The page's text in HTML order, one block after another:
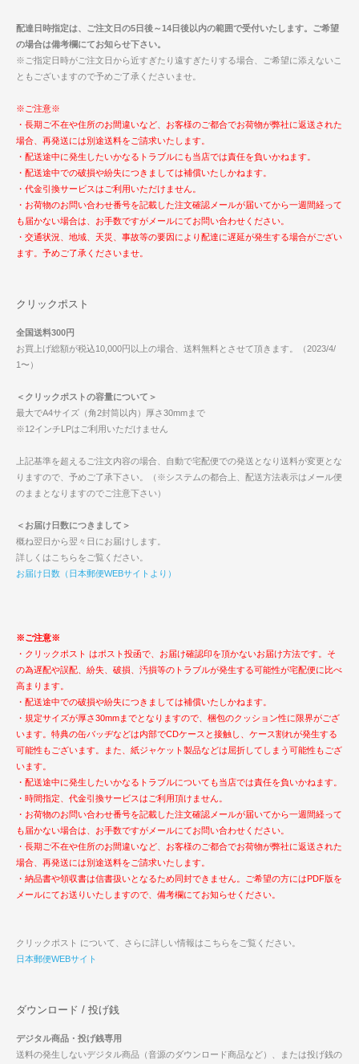
配達日時指定は、ご注文日の5日後～14日後以内の範囲で受付いたします。ご希望
の場合は備考欄にてお知らせ下さい。
※ご指定日時がご注文日から近すぎたり遠すぎたりする場合、ご希望に添えないこ
ともございますので予めご了承くださいませ。
※ご注意※
・長期ご不在や住所のお間違いなど、お客様のご都合でお荷物が弊社に返送された
場合、再発送には別途送料をご請求いたします。
・配送途中に発生したいかなるトラブルにも当店では責任を負いかねます。
・配送途中での破損や紛失につきましては補償いたしかねます。
・代金引換サービスはご利用いただけません。
・お荷物のお問い合わせ番号を記載した注文確認メールが届いてから一週間経って
も届かない場合は、お手数ですがメールにてお問い合わせください。
・交通状況、地域、天災、事故等の要因により配達に遅延が発生する場合がござい
ます。予めご了承くださいませ。
クリックポスト
全国送料300円
お買上げ総額が税込10,000円以上の場合、送料無料とさせて頂きます。（2023/4/
1〜）
＜クリックポストの容量について＞
最大でA4サイズ（角2封筒以内）厚さ30mmまで
※12インチLPはご利用いただけません
上記基準を超えるご注文内容の場合、自動で宅配便での発送となり送料が変更とな
りますので、予めご了承下さい。（※システムの都合上、配送方法表示はメール便
のままとなりますのでご注意下さい）
＜お届け日数につきまして＞
概ね翌日から翌々日にお届けします。
詳しくはこちらをご覧ください。
お届け日数（日本郵便WEBサイトより）
※ご注意※
・クリックポスト はポスト投函で、お届け確認印を頂かないお届け方法です。そ
の為遅配や誤配、紛失、破損、汚損等のトラブルが発生する可能性が宅配便に比べ
高まります。
・配送途中での破損や紛失につきましては補償いたしかねます。
・規定サイズが厚さ30mmまでとなりますので、梱包のクッション性に限界がござ
います。特典の缶バッヂなどは内部でCDケースと接触し、ケース割れが発生する
可能性もございます。また、紙ジャケット製品などは屈折してしまう可能性もござ
います。
・配送途中に発生したいかなるトラブルについても当店では責任を負いかねます。
・時間指定、代金引換サービスはご利用頂けません。
・お荷物のお問い合わせ番号を記載した注文確認メールが届いてから一週間経って
も届かない場合は、お手数ですがメールにてお問い合わせください。
・長期ご不在や住所のお間違いなど、お客様のご都合でお荷物が弊社に返送された
場合、再発送には別途送料をご請求いたします。
・納品書や領収書は信書扱いとなるため同封できません。ご希望の方にはPDF版を
メールにてお送りいたしますので、備考欄にてお知らせください。
クリックポスト について、さらに詳しい情報はこちらをご覧ください。
日本郵便WEBサイト
ダウンロード / 投げ銭
デジタル商品・投げ銭専用
送料の発生しないデジタル商品（音源のダウンロード商品など）、または投げ銭の